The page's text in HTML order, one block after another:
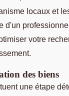
locaux et
d'un
votre
des biens
une étape